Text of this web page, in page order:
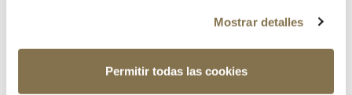
Mostrar detalles
Permitir todas las cookies